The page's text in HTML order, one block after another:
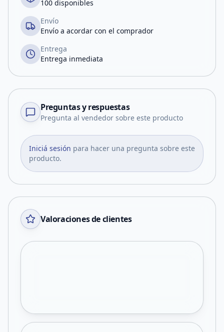
100 disponibles
Envío
Envío a acordar con el comprador
Entrega
Entrega inmediata
Preguntas y respuestas
Pregunta al vendedor sobre este producto
Iniciá sesión para hacer una pregunta sobre este
producto.
Valoraciones de clientes